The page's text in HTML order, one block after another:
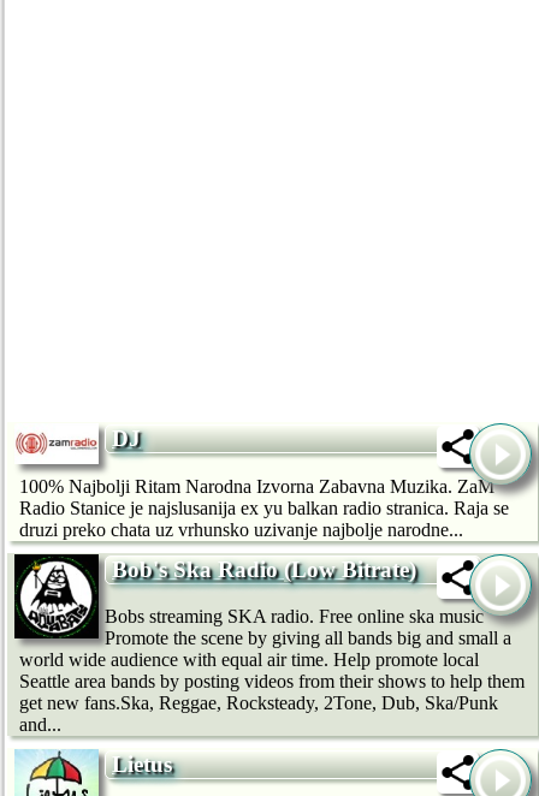
DJ
100% Najbolji Ritam Narodna Izvorna Zabavna Muzika. ZaM
Radio Stanice je najslusanija ex yu balkan radio stranica. Raja se
druzi preko chata uz vrhunsko uzivanje najbolje narodne...
Bob's Ska Radio (Low Bitrate)
Bobs streaming SKA radio. Free online ska music
Promote the scene by giving all bands big and small a
world wide audience with equal air time. Help promote local
Seattle area bands by posting videos from their shows to help them
get new fans.Ska, Reggae, Rocksteady, 2Tone, Dub, Ska/Punk
and...
Lietus